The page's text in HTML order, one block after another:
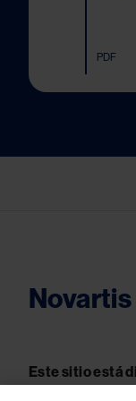
PDF
Novartis
Este sitio está